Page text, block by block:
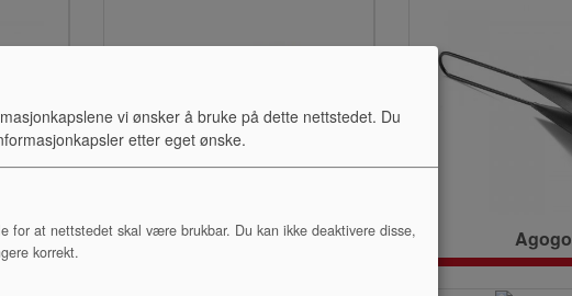
Woodblock Agogo
vi ønsker å bruke på dette nettstedet. Du
etter eget ønske.
for at nettstedet skal være brukbar. Du kan ikke deaktivere disse,
korrekt.